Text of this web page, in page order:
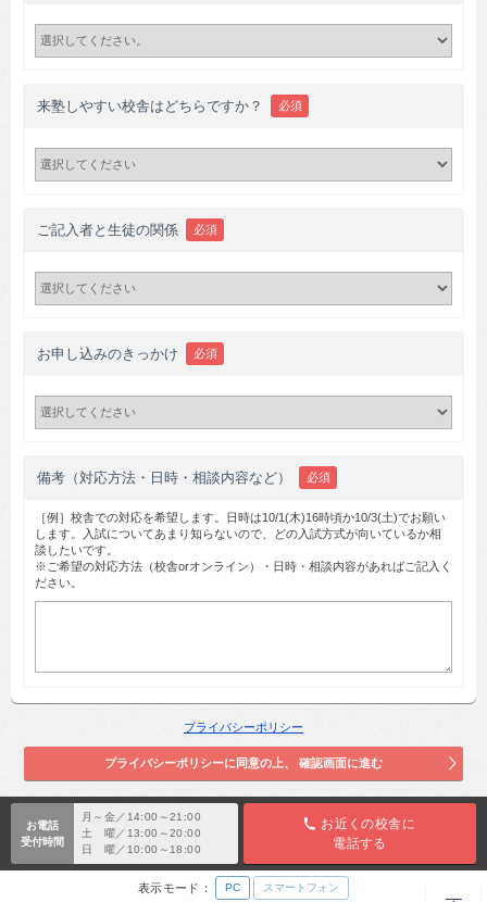
来塾しやすい校舎はどちらですか？ 必須
ご記入者と生徒の関係 必須
お申し込みのきっかけ 必須
備考（対応方法・日時・相談内容など） 必須
［例］校舎での対応を希望します。日時は10/1(木)16時頃か10/3(土)でお願い
します。入試についてあまり知らないので、どの入試方式が向いているか相
談したいです。
※ご希望の対応方法（校舎orオンライン）・日時・相談内容があればご記入く
ださい。
プライバシーポリシー
お電話
受付時間
月～金／14:00～21:00
土 曜／13:00～20:00
日 曜／10:00～18:00
お近くの校舎に
電話する
表示モード： PC スマートフォン